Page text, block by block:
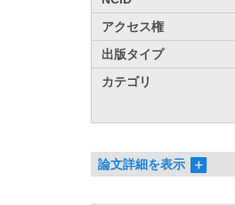
アクセス権
出版タイプ
カテゴリ
論文詳細を表示